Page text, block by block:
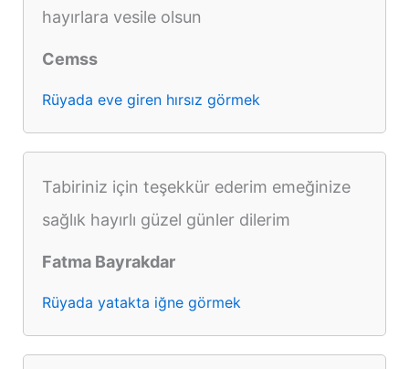
hayırlara vesile olsun
Cemss
Rüyada eve giren hırsız görmek
Tabiriniz için teşekkür ederim emeğinize
sağlık hayırlı güzel günler dilerim
Fatma Bayrakdar
Rüyada yatakta iğne görmek